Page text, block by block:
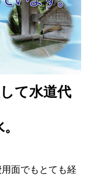
て水道代
面でもとても経